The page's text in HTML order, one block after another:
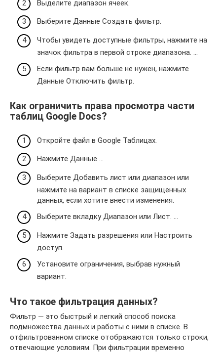
Выделите диапазон ячеек.
Выберите Данные Создать фильтр.
Чтобы увидеть доступные фильтры, нажмите на
значок фильтра в первой строке диапазона. …
Если фильтр вам больше не нужен, нажмите
Данные Отключить фильтр.
Как ограничить права просмотра части
таблиц Google Docs?
Откройте файл в Google Таблицах.
Нажмите Данные …
Выберите Добавить лист или диапазон или
нажмите на вариант в списке защищенных
данных, если хотите внести изменения.
Выберите вкладку Диапазон или Лист. …
Нажмите Задать разрешения или Настроить
доступ.
Установите ограничения, выбрав нужный
вариант.
Что такое фильтрация данных?
Фильтр — это быстрый и легкий способ поиска
подмножества данных и работы с ними в списке. В
отфильтрованном списке отображаются только строки,
отвечающие условиям. При фильтрации временно